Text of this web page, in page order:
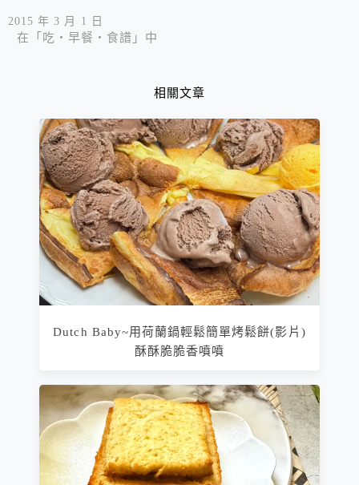
2015 年 3 月 1 日
在「吃‧早餐‧食譜」中
相關文章
Dutch Baby~用荷蘭鍋輕鬆簡單烤鬆餅(影片)
酥酥脆脆香噴噴